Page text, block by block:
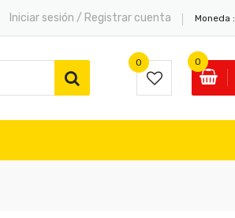
Iniciar sesión / Registrar cuenta Moneda :
0 0